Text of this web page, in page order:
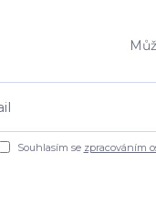
Souhlasím se zpracováním